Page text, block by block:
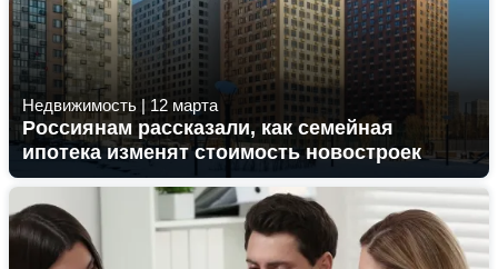
Недвижимость | 12 марта
Россиянам рассказали, как семейная
ипотека изменят стоимость новостроек